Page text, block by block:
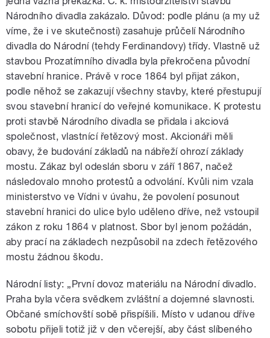
Národního divadla zakázalo. Důvod: podle plánu (a my už
víme, že i ve skutečnosti) zasahuje průčelí Národního
divadla do Národní (tehdy Ferdinandovy) třídy. Vlastně už
stavbou Prozatímního divadla byla překročena původní
stavební hranice. Právě v roce 1864 byl přijat zákon,
podle něhož se zakazují všechny stavby, které přestupují
svou stavební hranicí do veřejné komunikace. K protestu
proti stavbě Národního divadla se přidala i akciová
společnost, vlastnící řetězový most. Akcionáři měli
obavy, že budování základů na nábřeží ohrozí základy
mostu. Zákaz byl odeslán sboru v září 1867, načež
následovalo mnoho protestů a odvolání. Kvůli nim vzala
ministerstvo ve Vídni v úvahu, že povolení posunout
stavební hranici do ulice bylo uděleno dříve, než vstoupil
zákon z roku 1864 v platnost. Sbor byl jenom požádán,
aby prací na základech nezpůsobil na zdech řetězového
mostu žádnou škodu.
Národní listy: „První dovoz materiálu na Národní divadlo.
Praha byla včera svědkem zvláštní a dojemné slavnosti.
Občané smíchovští sobě přispíšili. Místo v udanou dříve
sobotu přijeli totiž již v den včerejší, aby část slíbeného